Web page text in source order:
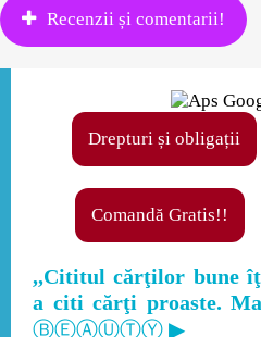
Recenzii și comentarii!
Drepturi și obligații
Comandă Gratis!!
,,Cititul cărţilor bune
a citi cărţi proaste.
ⒷⒺⒶⓊⓉⓎ ▶